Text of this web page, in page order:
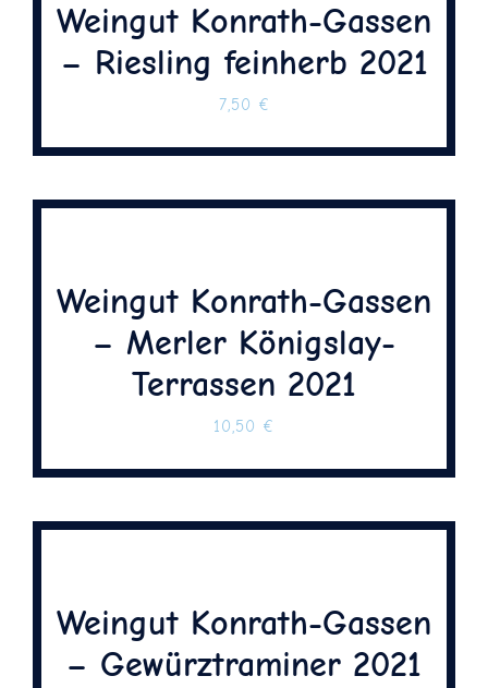
Weingut Konrath-Gassen
– Riesling feinherb 2021
7,50 €
Weingut Konrath-Gassen
– Merler Königslay-
Terrassen 2021
10,50 €
Weingut Konrath-Gassen
– Gewürztraminer 2021